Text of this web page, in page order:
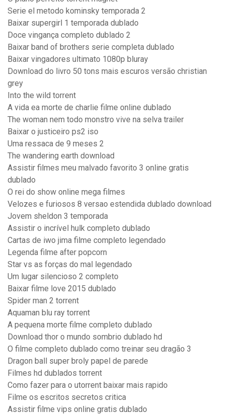
Serie el metodo kominsky temporada 2
Baixar supergirl 1 temporada dublado
Doce vingança completo dublado 2
Baixar band of brothers serie completa dublado
Baixar vingadores ultimato 1080p bluray
Download do livro 50 tons mais escuros versão christian
grey
Into the wild torrent
A vida ea morte de charlie filme online dublado
The woman nem todo monstro vive na selva trailer
Baixar o justiceiro ps2 iso
Uma ressaca de 9 meses 2
The wandering earth download
Assistir filmes meu malvado favorito 3 online gratis
dublado
O rei do show online mega filmes
Velozes e furiosos 8 versao estendida dublado download
Jovem sheldon 3 temporada
Assistir o incrível hulk completo dublado
Cartas de iwo jima filme completo legendado
Legenda filme after popcorn
Star vs as forças do mal legendado
Um lugar silencioso 2 completo
Baixar filme love 2015 dublado
Spider man 2 torrent
Aquaman blu ray torrent
A pequena morte filme completo dublado
Download thor o mundo sombrio dublado hd
O filme completo dublado como treinar seu dragão 3
Dragon ball super broly papel de parede
Filmes hd dublados torrent
Como fazer para o utorrent baixar mais rapido
Filme os escritos secretos critica
Assistir filme vips online gratis dublado